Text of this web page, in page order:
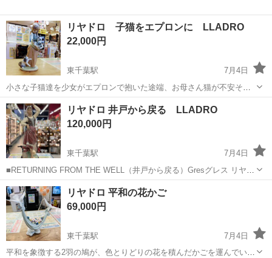
リヤドロ 子猫をエプロンに LLADRO
22,000円
東千葉駅
7月4日
小さな子猫達を少女がエプロンで抱いた途端、お母さん猫が不安そう
に少女に訴えかけています。 小さな子猫がお母さん猫を見つめる姿・
お母さん猫が子猫を見つめる姿が愛おしく表現されています。 ※親猫
の首、補修有 ...
千葉 千葉市 東千葉駅 インテリア雑貨/小物
リヤドロ 井戸から戻る LLADRO
120,000円
東千葉駅
7月4日
■RETURNING FROM THE WELL（井戸から戻る）Gresグレス リヤド
ロの中でも古くから中核を担うシリーズ エナメルの艶とインパクトの
千葉 千葉市 東千葉駅 インテリア雑貨/小物
リヤドロ 平和の花かご
69,000円
東千葉駅
7月4日
平和を象徴する2羽の鳩が、色とりどりの花を積んだかごを運んでいま